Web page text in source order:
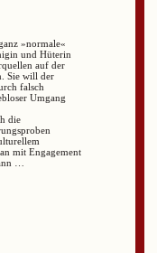
»normale«
und Hüterin
auf der
Sie will der
falsch
Umgang
die
mit Engagement
…